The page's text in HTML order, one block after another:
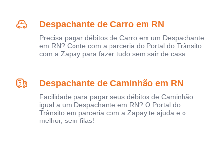
Despachante de Carro em RN
Precisa pagar débitos de Carro em um Despachante
em RN? Conte com a parceria do Portal do Trânsito
com a Zapay para fazer tudo sem sair de casa.
Despachante de Caminhão em RN
Facilidade para pagar seus débitos de Caminhão
igual a um Despachante em RN? O Portal do
Trânsito em parceria com a Zapay te ajuda e o
melhor, sem filas!